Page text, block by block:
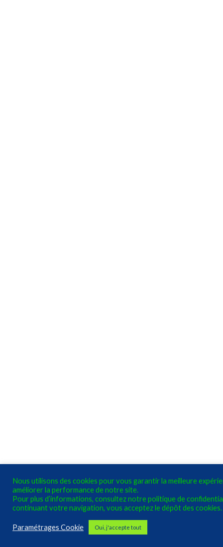
Nous utilisons des cookies pour vous garantir la meilleure
améliorer la performance de notre site.
Pour plus d’informations, consultez notre politique de
continuant votre navigation, vous acceptez le dépôt des cookies.
Paramétrages Cookie Oui, j'accepte tout